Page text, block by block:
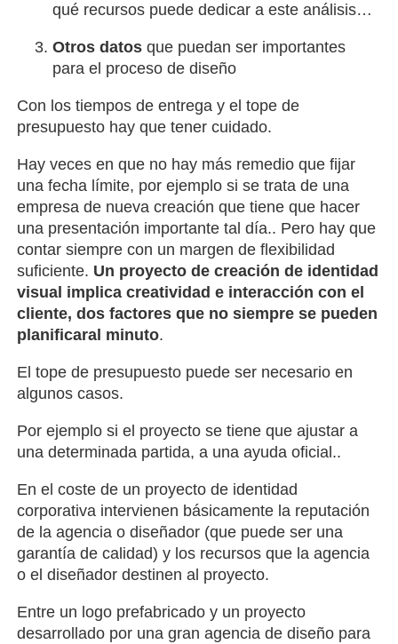
qué recursos puede dedicar a este análisis…
Otros datos que puedan ser importantes
para el proceso de diseño
Con los tiempos de entrega y el tope de
presupuesto hay que tener cuidado.
Hay veces en que no hay más remedio que fijar
una fecha límite, por ejemplo si se trata de una
empresa de nueva creación que tiene que hacer
una presentación importante tal día.. Pero hay que
contar siempre con un margen de flexibilidad
suficiente. Un proyecto de creación de identidad
visual implica creatividad e interacción con el
cliente, dos factores que no siempre se pueden
planificaral minuto.
El tope de presupuesto puede ser necesario en
algunos casos.
Por ejemplo si el proyecto se tiene que ajustar a
una determinada partida, a una ayuda oficial..
En el coste de un proyecto de identidad
corporativa intervienen básicamente la reputación
de la agencia o diseñador (que puede ser una
garantía de calidad) y los recursos que la agencia
o el diseñador destinen al proyecto.
Entre un logo prefabricado y un proyecto
desarrollado por una gran agencia de diseño para